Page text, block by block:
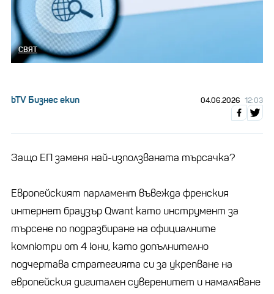
СВЯТ
bTV Бизнес екип 04.06.2026 12:03
Защо ЕП заменя най-използваната търсачка?
Европейският парламент въвежда френския
интернет браузър Qwant като инструмент за
търсене по подразбиране на официалните
компютри от 4 юни, като допълнително
подчертава стратегията си за укрепване на
европейския дигитален суверенитет и намаляване